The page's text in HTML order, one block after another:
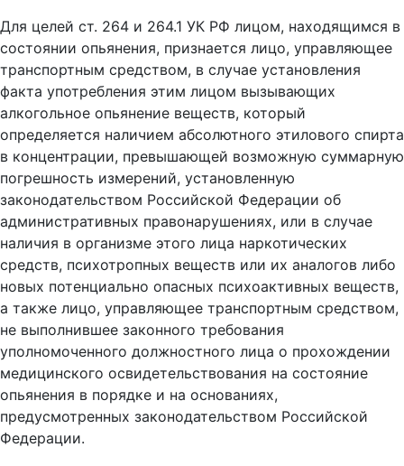
Для целей ст. 264 и 264.1 УК РФ лицом, находящимся в
состоянии опьянения, признается лицо, управляющее
транспортным средством, в случае установления
факта употребления этим лицом вызывающих
алкогольное опьянение веществ, который
определяется наличием абсолютного этилового спирта
в концентрации, превышающей возможную суммарную
погрешность измерений, установленную
законодательством Российской Федерации об
административных правонарушениях, или в случае
наличия в организме этого лица наркотических
средств, психотропных веществ или их аналогов либо
новых потенциально опасных психоактивных веществ,
а также лицо, управляющее транспортным средством,
не выполнившее законного требования
уполномоченного должностного лица о прохождении
медицинского освидетельствования на состояние
опьянения в порядке и на основаниях,
предусмотренных законодательством Российской
Федерации.